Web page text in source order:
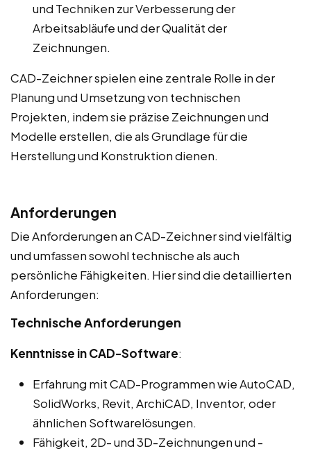
und Techniken zur Verbesserung der
Arbeitsabläufe und der Qualität der
Zeichnungen.
CAD-Zeichner spielen eine zentrale Rolle in der
Planung und Umsetzung von technischen
Projekten, indem sie präzise Zeichnungen und
Modelle erstellen, die als Grundlage für die
Herstellung und Konstruktion dienen.
Anforderungen
Die Anforderungen an CAD-Zeichner sind vielfältig
und umfassen sowohl technische als auch
persönliche Fähigkeiten. Hier sind die detaillierten
Anforderungen:
Technische Anforderungen
Kenntnisse in CAD-Software:
Erfahrung mit CAD-Programmen wie AutoCAD,
SolidWorks, Revit, ArchiCAD, Inventor, oder
ähnlichen Softwarelösungen.
Fähigkeit, 2D- und 3D-Zeichnungen und -